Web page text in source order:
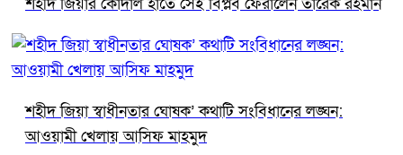
শহীদ জিয়া স্বাধীনতার ঘোষক’ কথাটি সংবিধানের লঙ্ঘন:
আওয়ামী খেলায় আসিফ মাহমুদ